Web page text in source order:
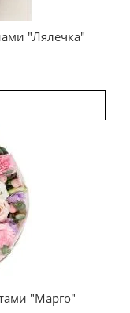
"Лялечка"
"Марго"